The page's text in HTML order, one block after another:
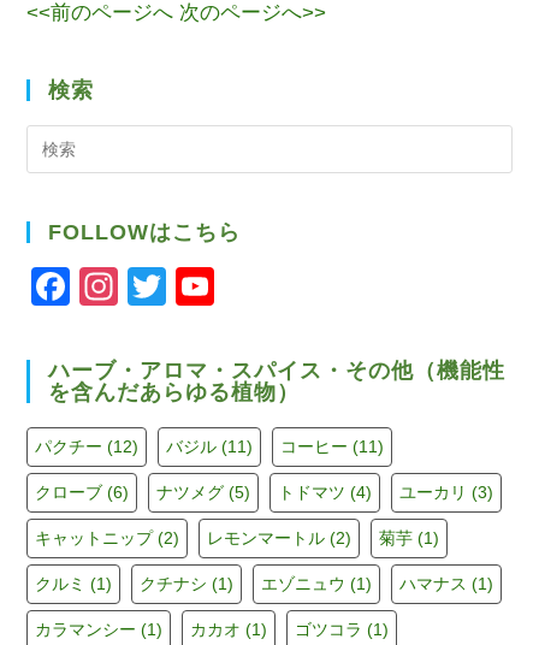
<<前のページへ 次のページへ>>
検索
索
FOLLOWはこちら
F
c
e
b
o
o
k
In
a
gr
a
m
T
tt
er
u
T
u
b
e
C
h
a
ハーブ・アロマ・スパイス・その他（機能性
を含んだあらゆる植物）
パクチー (12) バジル (11) コーヒー (11)
クローブ (6) ナツメグ (5) トドマツ (4) ユーカリ (3)
キャットニップ(2) レモンマートル (2) 菊芋 (1)
クルミ (1) クチナシ (1) エゾニュウ (1) ハマナス (1)
カラマンシー (1) カカオ (1) ゴツコラ (1)